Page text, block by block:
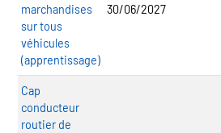
marchandises
sur tous
véhicules
(apprentissage)
30/06/2027
Cap
conducteur
routier de